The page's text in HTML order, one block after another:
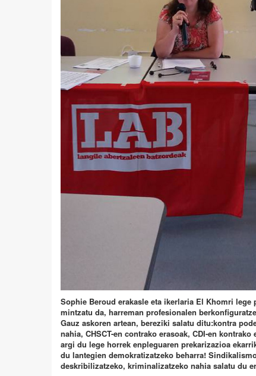
Sophie Beroud erakasle eta ikerlaria El Khomri lege
mintzatu da, harreman profesionalen
Gauz askoren artean, bereziki salatu ditu:kontra
nahia, CHSCT-en contrako erasoak, CDI-en kontrako
argi du lege horrek enpleguaren prekarizazioa
du lantegien demokratizatzeko beharra!
deskribilizatzeko, kriminalizatzeko nahia salatu du